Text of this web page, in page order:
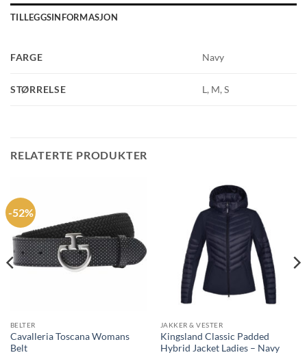
TILLEGGSINFORMASJON
FARGE Navy
STØRRELSE L, M, S
RELATERTE PRODUKTER
-52%
BELTER
Cavalleria Toscana Womans
Belt
JAKKER & VESTER
Kingsland Classic Padded
Hybrid Jacket Ladies – Navy